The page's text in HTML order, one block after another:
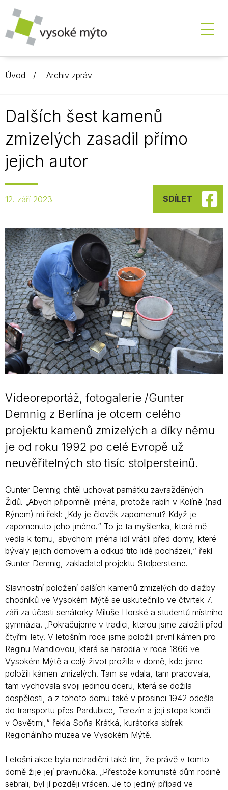
Úvod Archiv zpráv
Dalších šest kamenů
zmizelých zasadil přímo
jejich autor
12. září 2023 SDÍLET
Videoreportáž, fotogalerie /Gunter
Demnig z Berlína je otcem celého
projektu kamenů zmizelých a díky němu
je od roku 1992 po celé Evropě už
neuvěřitelných sto tisíc stolpersteinů.
Gunter Demnig chtěl uchovat památku zavražděných
Židů. „Abych připomněl jména, protože rabín v Kolíně (nad
Rýnem) mi řekl: „Kdy je člověk zapomenut? Když je
zapomenuto jeho jméno.“ To je ta myšlenka, která mě
vedla k tomu, abychom jména lidí vrátili před domy, které
bývaly jejich domovem a odkud tito lidé pocházeli,“ řekl
Gunter Demnig, zakladatel projektu Stolpersteine.
Slavnostní položení dalších kamenů zmizelých do dlažby
chodníků ve Vysokém Mýtě se uskutečnilo ve čtvrtek 7.
září za účasti senátorky Miluše Horské a studentů místního
gymnázia. „Pokračujeme v tradici, kterou jsme založili před
čtyřmi lety. V letošním roce jsme položili první kámen pro
Reginu Mändlovou, která se narodila v roce 1866 ve
Vysokém Mýtě a celý život prožila v domě, kde jsme
položili kámen zmizelých. Tam se vdala, tam pracovala,
tam vychovala svoji jedinou dceru, která se dožila
dospělosti, a z tohoto domu také v prosinci 1942 odešla
do transportu přes Pardubice, Terezín a její stopa končí
v Osvětimi,“ řekla Soňa Krátká, kurátorka sbírek
Regionálního muzea ve Vysokém Mýtě.
Letošní akce byla netradiční také tím, že právě v tomto
domě žije její pravnučka. „Přestože komunisté dům rodině
sebrali, byl jí později vrácen. Je to jediný případ ve